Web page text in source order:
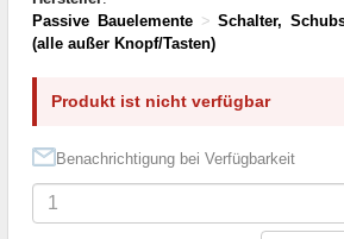
Passive Bauelemente > Schalter,
(alle außer Knopf/Tasten)
Produkt ist nicht verfügbar
Benachrichtigung bei Verfügbarkeit